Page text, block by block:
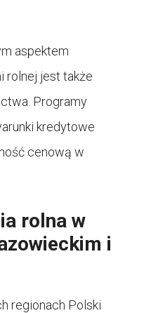
aspektem
rolnej jest także
Programy
kredytowe
cenową w
rolna w
i
regionach Polski